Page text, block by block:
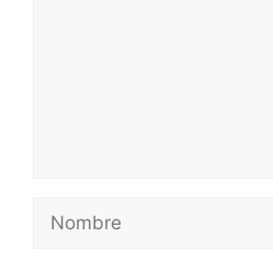
Nombre